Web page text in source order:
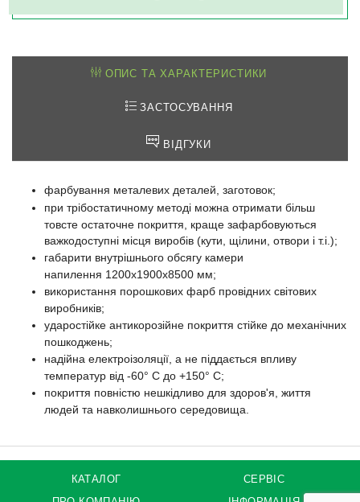
ОПИС ТА ХАРАКТЕРИСТИКИ
ЗАСТОСУВАННЯ
ВІДГУКИ
фарбування металевих деталей, заготовок;
при трібостатичному методі можна отримати більш
товсте остаточне покриття, краще зафарбовуються
важкодоступні місця виробів (кути, щілини, отвори і т.і.);
габарити внутрішнього обсягу камери
напилення 1200х1900х8500 мм;
використання порошкових фарб провідних світових
виробників;
ударостійке антикорозійне покриття стійке до механічних
пошкоджень;
надійна електроізоляції, а не піддається впливу
температур від -60° C до +150° C;
покриття повністю нешкідливо для здоров'я, життя
людей та навколишнього середовища.
КАТАЛОГ
СЕРВІС